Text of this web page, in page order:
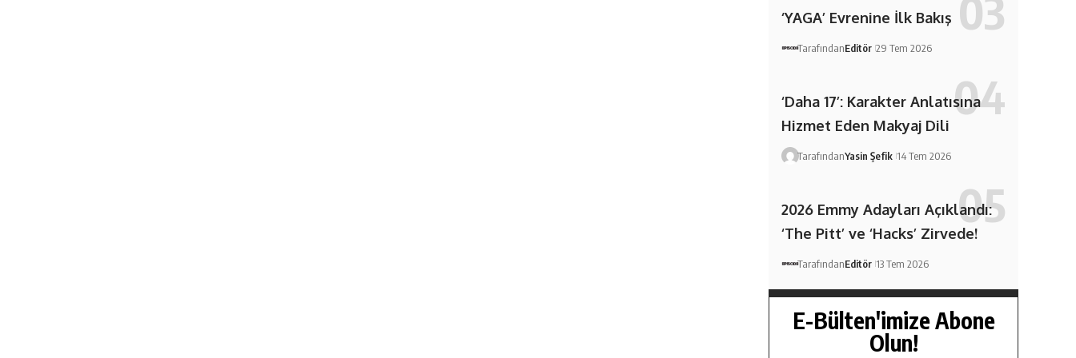
‘YAGA’ Evrenine İlk Bakış
TarafındanEditör 29 Tem 2026
‘Daha 17’: Karakter Anlatısına
Hizmet Eden Makyaj Dili
TarafındanYasin Şefik 14 Tem 2026
2026 Emmy Adayları Açıklandı:
‘The Pitt’ ve ‘Hacks’ Zirvede!
TarafındanEditör 13 Tem 2026
E-Bülten'imize Abone
Olun!